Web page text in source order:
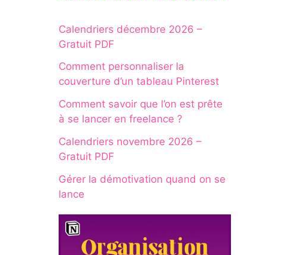
Calendriers décembre 2026 –
Gratuit PDF
Comment personnaliser la
couverture d’un tableau Pinterest
Comment savoir que l’on est prête
à se lancer en freelance ?
Calendriers novembre 2026 –
Gratuit PDF
Gérer la démotivation quand on se
lance